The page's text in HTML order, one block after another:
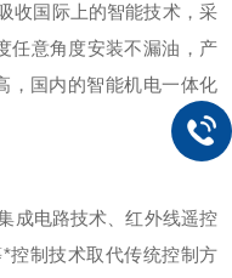
收国际上的智能技术，采
任意角度安装不漏油，产
，国内的智能机电一体化
成电路技术、红外线遥控
控制技术取代传统控制方